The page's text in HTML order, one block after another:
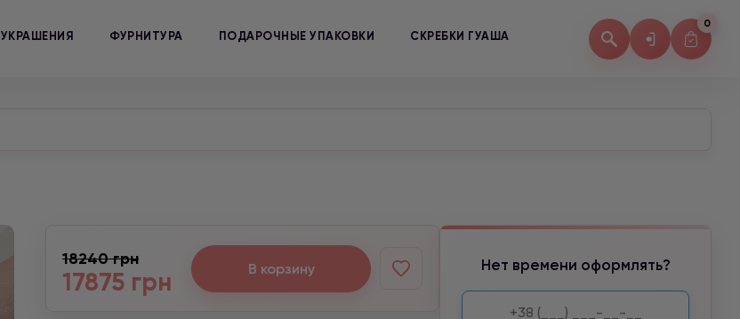
УКРАШЕНИЯ ФУРНИТУРА ПОДАРОЧНЫЕ УПАКОВКИ СКРЕБКИ ГУАША
0
18240 грн
17875 грн В корзину Нет времени оформлять?